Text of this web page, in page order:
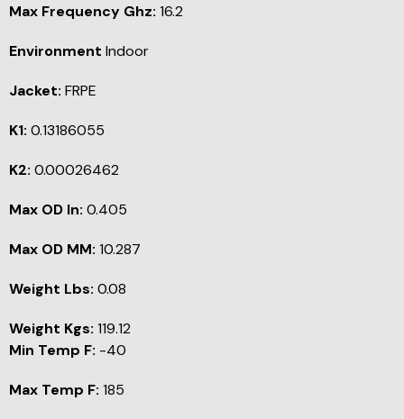
Max Frequency Ghz: 16.2
Environment Indoor
Jacket: FRPE
K1: 0.13186055
K2: 0.00026462
Max OD In: 0.405
Max OD MM: 10.287
Weight Lbs: 0.08
Weight Kgs: 119.12
Min Temp F: -40
Max Temp F: 185